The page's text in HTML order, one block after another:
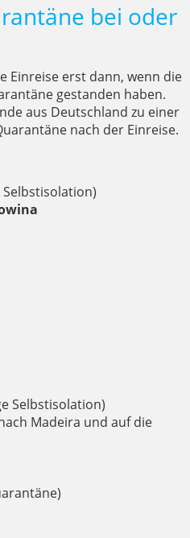
bei oder
Einreise erst dann, wenn die
gestanden haben.
aus Deutschland zu einer
nach der Einreise.
Selbstisolation)
Selbstisolation)
Madeira und auf die